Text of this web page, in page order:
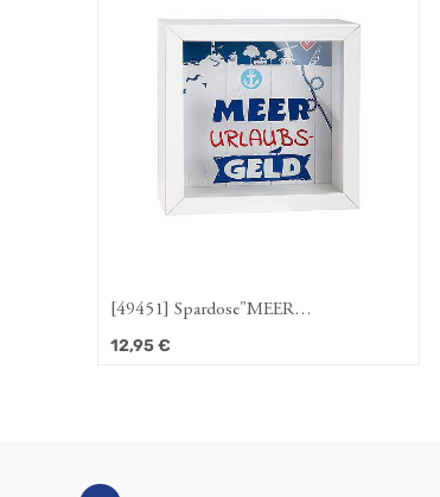
[49451] Spardose"MEER
URLAUBSGELD"
12,95€